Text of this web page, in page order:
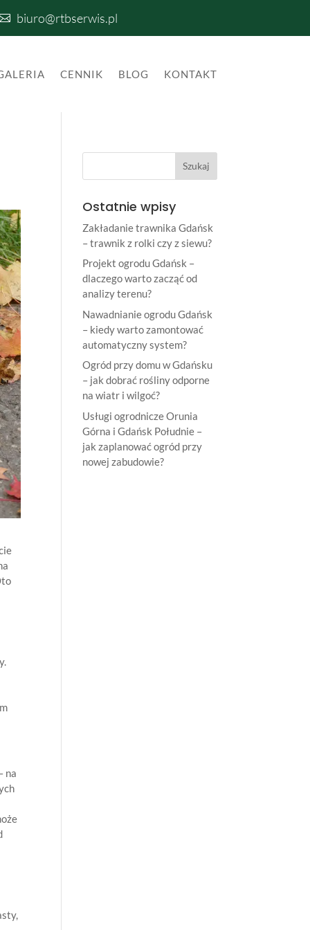
 biuro@rtbserwis.pl
CENNIK BLOG KONTAKT
na
Ostatnie wpisy
Zakładanie trawnika Gdańsk
– trawnik z rolki czy z siewu?
Projekt ogrodu Gdańsk –
dlaczego warto zacząć od
analizy terenu?
Nawadnianie ogrodu Gdańsk
– kiedy warto zamontować
automatyczny system?
Ogród przy domu w Gdańsku
– jak dobrać rośliny odporne
na wiatr i wilgoć?
Usługi ogrodnicze Orunia
Górna i Gdańsk Południe –
jak zaplanować ogród przy
nowej zabudowie?